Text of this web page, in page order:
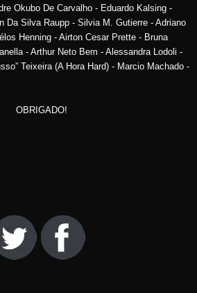
Okubo De Carvalho - Eduardo Kalsing -
Da Silva Raupp - Silvia M. Gutierre - Adriano
Henning - Airton Cesar Prette - Bruna
- Arthur Neto Bem - Alessandra Lodoli -
Teixeira (A Hora Hard) - Marcio Machado -
OBRIGADO!